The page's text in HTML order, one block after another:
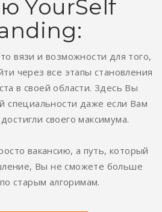
YourSelf
вязи и возможности для того,
через все этапы становления
в своей области. Здесь Вы
специальности даже если Вам
своего максимума.
вакансию, а путь, который
Вы не сможете больше
старым алгоримам.